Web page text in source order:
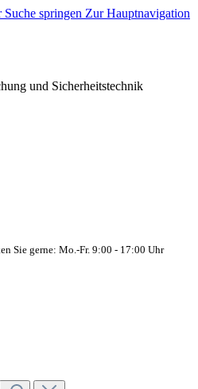
Suche springen Zur Hauptnavigation
und Sicherheitstechnik
Sie gerne: Mo.-Fr. 9:00 - 17:00 Uhr